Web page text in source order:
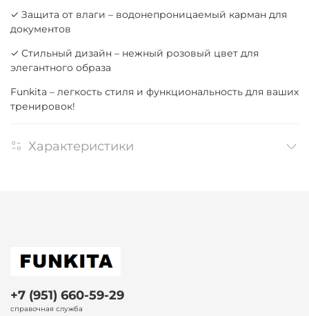
✓ Защита от влаги – водонепроницаемый карман для
документов
✓ Стильный дизайн – нежный розовый цвет для
элегантного образа
Funkita – легкость стиля и функциональность для ваших
тренировок!
Характеристики
+7 (951) 660-59-29
справочная служба